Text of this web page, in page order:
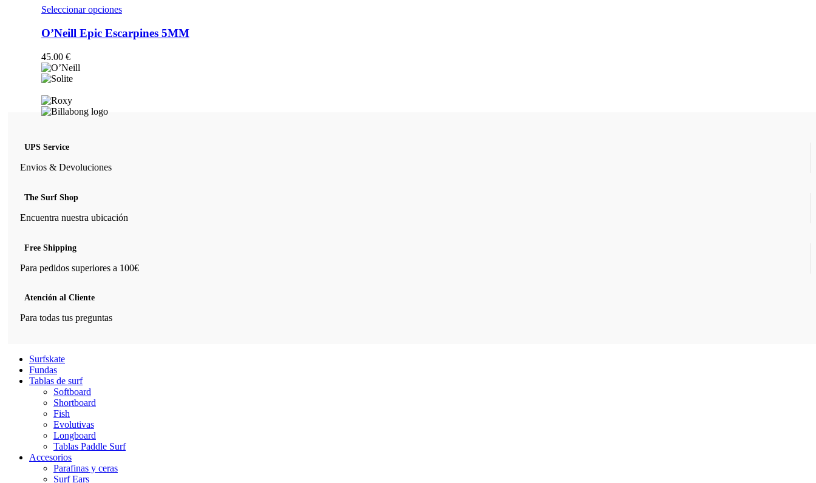
opciones
se
pueden
elegir
Seleccionar opcionesEste
tiene
múltiples
O’Neill Epic Escarpines 5MM
45.00 €
UPS Service
Envios & Devoluciones
The Surf Shop
Encuentra nuestra ubicación
Free Shipping
Para pedidos superiores a 100€
Atención al Cliente
Para todas tus preguntas
Surfskate
Fundas
Tablas de surf
Softboard
Shortboard
Fish
Evolutivas
Longboard
Tablas Paddle Surf
Accesorios
Parafinas y ceras
Surf Ears